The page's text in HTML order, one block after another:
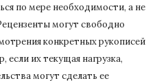
по мере необходимости, а не
могут свободно
конкретных рукописей
их текущая нагрузка,
могут сделать ее